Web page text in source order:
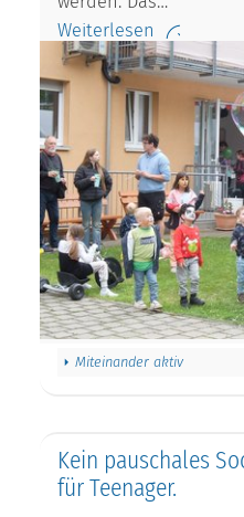
Weiterlesen
Miteinander aktiv
Kein pauschales
für Teenager.